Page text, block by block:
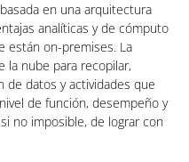
en una arquitectura
analíticas y de cómputo
están on-premises. La
la nube para recopilar,
de datos y actividades que
de función, desempeño y
no imposible, de lograr con